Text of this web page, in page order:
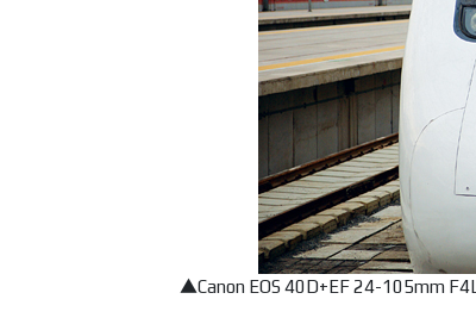
▲Canon EOS 40D+EF 24-105mm